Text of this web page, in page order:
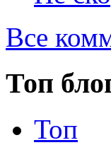
Все
Топ
Топ